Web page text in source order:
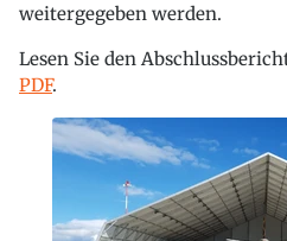
weitergegeben werden.
Lesen Sie den
PDF.